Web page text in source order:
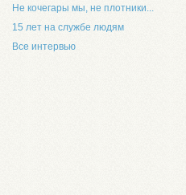
Не кочегары мы, не плотники...
15 лет на службе людям
Все интервью